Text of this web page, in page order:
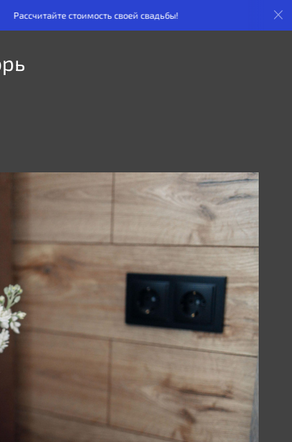
стоимость своей свадьбы! Рассчитайте